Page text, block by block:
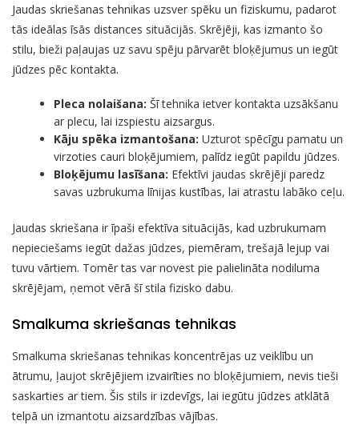
Jaudas skriešanas tehnikas uzsver spēku un fiziskumu, padarot
tās ideālas īsās distances situācijās. Skrējēji, kas izmanto šo
stilu, bieži paļaujas uz savu spēju pārvarēt bloķējumus un iegūt
jūdzes pēc kontakta.
Pleca nolaišana: Šī tehnika ietver kontakta uzsākšanu
ar plecu, lai izspiestu aizsargus.
Kāju spēka izmantošana: Uzturot spēcīgu pamatu un
virzoties cauri bloķējumiem, palīdz iegūt papildu jūdzes.
Bloķējumu lasīšana: Efektīvi jaudas skrējēji paredz
savas uzbrukuma līnijas kustības, lai atrastu labāko ceļu.
Jaudas skriešana ir īpaši efektīva situācijās, kad uzbrukumam
nepieciešams iegūt dažas jūdzes, piemēram, trešajā lejup vai
tuvu vārtiem. Tomēr tas var novest pie palielināta nodiluma
skrējējam, ņemot vērā šī stila fizisko dabu.
Smalkuma skriešanas tehnikas
Smalkuma skriešanas tehnikas koncentrējas uz veiklību un
ātrumu, ļaujot skrējējiem izvairīties no bloķējumiem, nevis tieši
saskarties ar tiem. Šis stils ir izdevīgs, lai iegūtu jūdzes atklātā
telpā un izmantotu aizsardzības vājības.